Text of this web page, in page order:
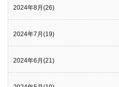
2024年8月(26)
2024年7月(19)
2024年6月(21)